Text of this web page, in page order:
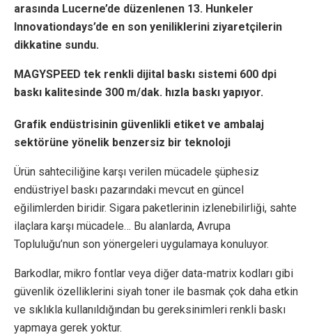
arasında Lucerne’de düzenlenen 13. Hunkeler
Innovationdays’de en son yeniliklerini ziyaretçilerin
dikkatine sundu.
MAGYSPEED tek renkli dijital baskı sistemi 600 dpi
baskı kalitesinde 300 m/dak. hızla baskı yapıyor.
Grafik endüstrisinin güvenlikli etiket ve ambalaj
sektörüne yönelik benzersiz bir teknoloji
Ürün sahteciliğine karşı verilen mücadele şüphesiz
endüstriyel baskı pazarındaki mevcut en güncel
eğilimlerden biridir. Sigara paketlerinin izlenebilirliği, sahte
ilaçlara karşı mücadele… Bu alanlarda, Avrupa
Topluluğu’nun son yönergeleri uygulamaya konuluyor.
Barkodlar, mikro fontlar veya diğer data-matrix kodları gibi
güvenlik özelliklerini siyah toner ile basmak çok daha etkin
ve sıklıkla kullanıldığından bu gereksinimleri renkli baskı
yapmaya gerek yoktur.